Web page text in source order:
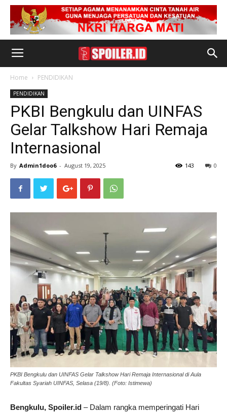
Home PENDIDIKAN
PENDIDIKAN
PKBI Bengkulu dan UINFAS
Gelar Talkshow Hari Remaja
Internasional
By Admin1doo6 - August 19, 2025 0
143
PKBI Bengkulu dan UINFAS Gelar Talkshow Hari Remaja Internasional di Aula
Fakultas Syariah UINFAS, Selasa (19/8). (Foto: Istimewa)
Bengkulu, Spoiler.id – Dalam rangka memperingati Hari